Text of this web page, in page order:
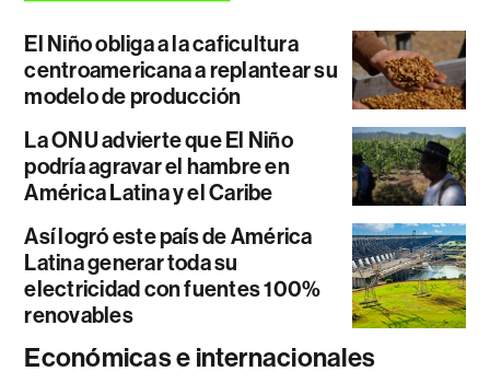
El Niño obliga a la caficultura
centroamericana a replantear su
modelo de producción
La ONU advierte que El Niño
podría agravar el hambre en
América Latina y el Caribe
Así logró este país de América
Latina generar toda su
electricidad con fuentes 100%
renovables
Económicas e internacionales